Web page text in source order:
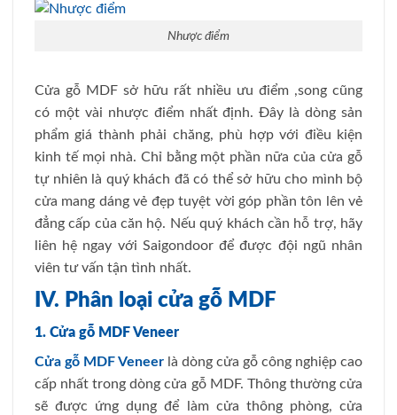
Nhược điểm
Cửa gỗ MDF sở hữu rất nhiều ưu điểm ,song cũng
có một vài nhược điểm nhất định. Đây là dòng sản
phẩm giá thành phải chăng, phù hợp với điều kiện
kinh tế mọi nhà. Chỉ bằng một phần nữa của cửa gỗ
tự nhiên là quý khách đã có thể sở hữu cho mình bộ
cửa mang dáng vẻ đẹp tuyệt vời góp phần tôn lên vẻ
đẳng cấp của căn hộ. Nếu quý khách cần hỗ trợ, hãy
liên hệ ngay với Saigondoor để được đội ngũ nhân
viên tư vấn tận tình nhất.
IV. Phân loại cửa gỗ MDF
1. Cửa gỗ MDF Veneer
Cửa gỗ MDF Veneer là dòng cửa gỗ công nghiệp cao
cấp nhất trong dòng cửa gỗ MDF. Thông thường cửa
sẽ được ứng dụng để làm cửa thông phòng, cửa